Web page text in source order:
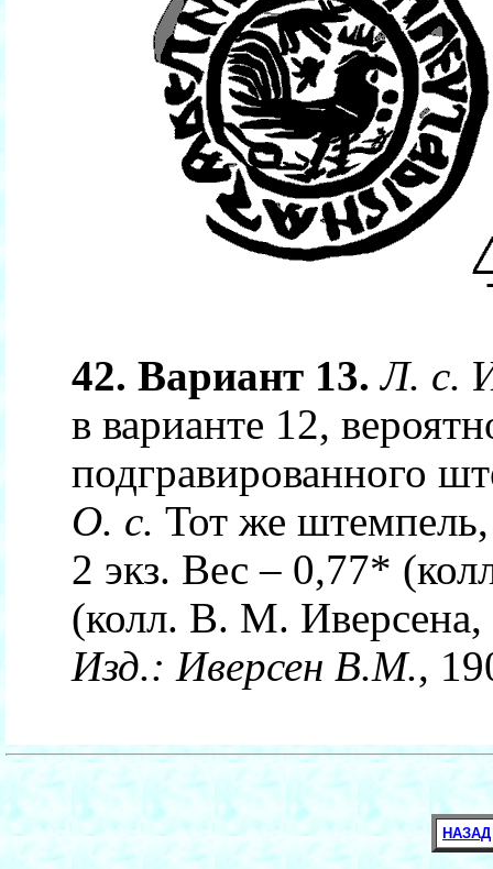
42. Вариант 13. Л. с.
в варианте 12,
подгравированного
О. с. Тот же
2 экз. Вес – 0,77*
(колл. В. М.
Изд.: Иверсен В.М.,
НАЗАД